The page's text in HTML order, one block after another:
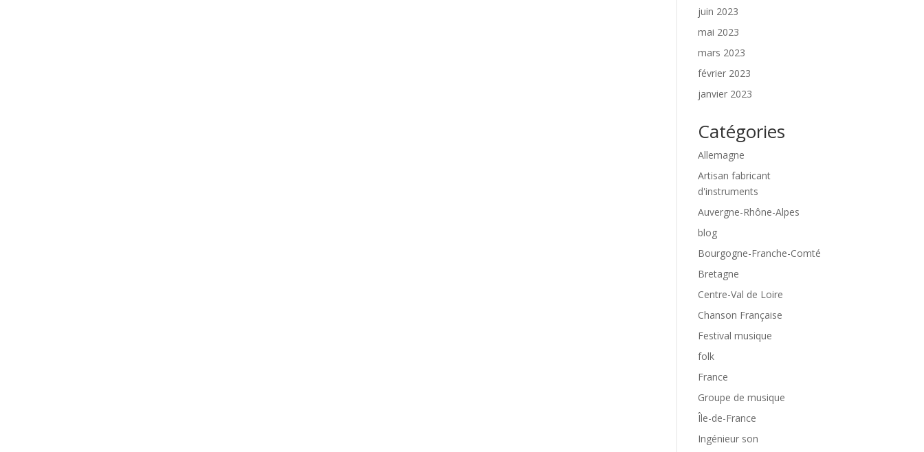
juin 2023
mai 2023
mars 2023
février 2023
janvier 2023
Catégories
Allemagne
Artisan fabricant
d'instruments
Auvergne-Rhône-Alpes
blog
Bourgogne-Franche-Comté
Bretagne
Centre-Val de Loire
Chanson Française
Festival musique
folk
France
Groupe de musique
Île-de-France
Ingénieur son